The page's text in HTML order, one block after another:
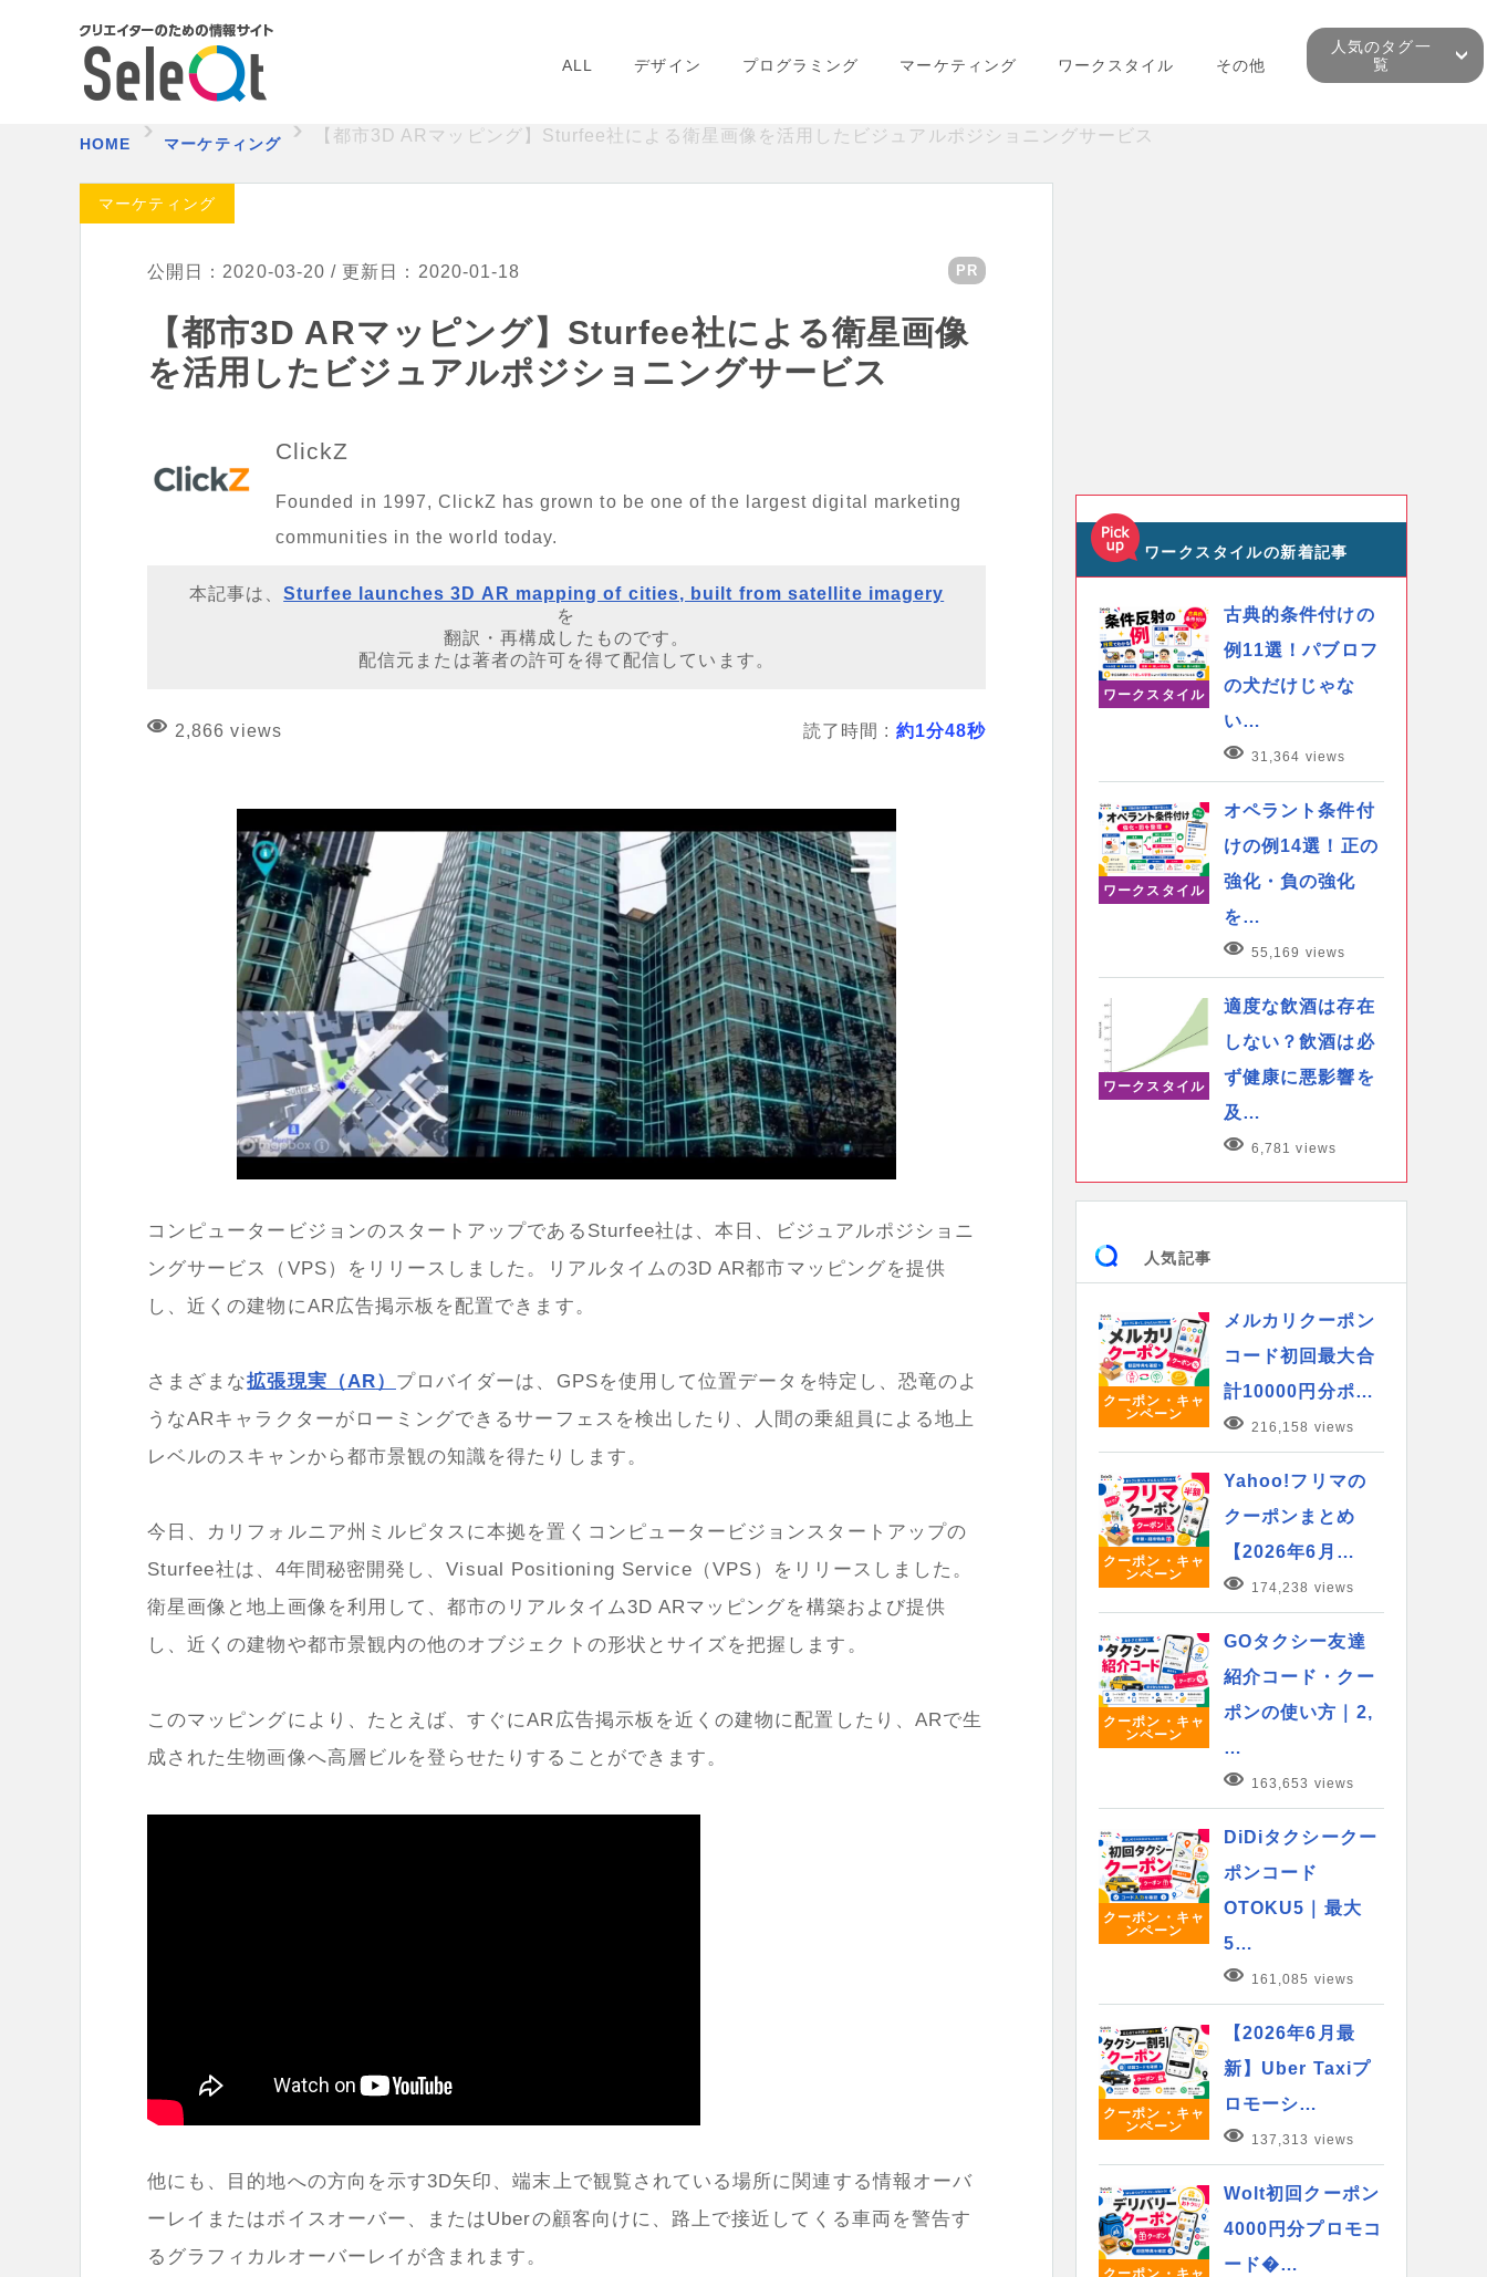
ALL デザイン プログラミング マーケティング ワークスタイル その他
人気のタグ一
覧
HOME マーケティング 【都市3D ARマッピング】Sturfee社による衛星画像を活用したビジュアルポジショニングサービス
マーケティング
公開日：2020-03-20 / 更新日：2020-01-18 PR
【都市3D ARマッピング】Sturfee社による衛星画像
を活用したビジュアルポジショニングサービス
ClickZ
Founded in 1997, ClickZ has grown to be one of the largest digital marketing
communities in the world today.
本記事は、Sturfee launches 3D AR mapping of cities, built from satellite imagery
を
翻訳・再構成したものです。
配信元または著者の許可を得て配信しています。
2,866 views 読了時間 : 約1分48秒
コンピュータービジョンのスタートアップである Sturfee社は、本日、ビジュアルポジショニ
ングサービス（ VPS ）をリリースしました。リアルタイムの3D AR都市マッピングを提供
し、近くの建物にAR広告掲示板を配置できます。
さまざまな拡張現実（AR） プロバイダーは、 GPSを使用して位置データを特定し、恐竜のよ
うなARキャラクターがローミングできるサーフェスを検出したり、人間の乗組員による地上
レベルのスキャンから都市景観の知識を得たりします。
今日、カリフォルニア州ミルピタスに本拠を置くコンピュータービジョンスタートアップの
Sturfee社は、 4年間秘密開発し、Visual Positioning Service （VPS ）をリリースしました。
衛星画像と地上画像を利用して、都市のリアルタイム3D ARマッピングを構築および提供
し、近くの建物や都市景観内の他のオブジェクトの形状とサイズを把握します。
このマッピングにより、たとえば、すぐにAR広告掲示板を近くの建物に配置したり、 ARで生
成された生物画像へ高層ビルを登らせたりすることができます。
他にも、目的地への方向を示す3D矢印、端末上で観覧されている場所に関連する情報オーバ
ーレイまたはボイスオーバー、またはUberの顧客向けに、路上で接近してくる車両を警告す
るグラフィカルオーバーレイが含まれます。
ワークスタイルの新着記事
ワークスタイル
古典的条件付けの
例11選！パブロフ
の犬だけじゃな
い…
31,364 views
ワークスタイル
オペラント条件付
けの例14選！正の
強化・負の強化
を…
55,169 views
ワークスタイル
適度な飲酒は存在
しない？飲酒は必
ず健康に悪影響を
及…
6,781 views
人気記事
クーポン・キャ
ンペーン
メルカリクーポン
コード初回最大合
計10000円分ポ…
216,158 views
クーポン・キャ
ンペーン
Yahoo!フリマの
クーポンまとめ
【2026年6月…
174,238 views
クーポン・キャ
ンペーン
GOタクシー友達
紹介コード・クー
ポンの使い方｜2,
…
163,653 views
クーポン・キャ
ンペーン
DiDiタクシークー
ポンコード
OTOKU5｜最大
5…
161,085 views
クーポン・キャ
ンペーン
【2026年6月最
新】Uber Taxiプ
ロモーシ…
137,313 views
クーポン・キャ
Wolt初回クーポン
4000円分プロモコ
ード�…